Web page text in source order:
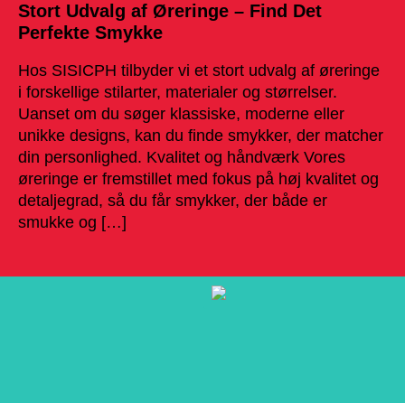
Stort Udvalg af Øreringe – Find Det
Perfekte Smykke
Hos SISICPH tilbyder vi et stort udvalg af øreringe
i forskellige stilarter, materialer og størrelser.
Uanset om du søger klassiske, moderne eller
unikke designs, kan du finde smykker, der matcher
din personlighed. Kvalitet og håndværk Vores
øreringe er fremstillet med fokus på høj kvalitet og
detaljegrad, så du får smykker, der både er
smukke og […]